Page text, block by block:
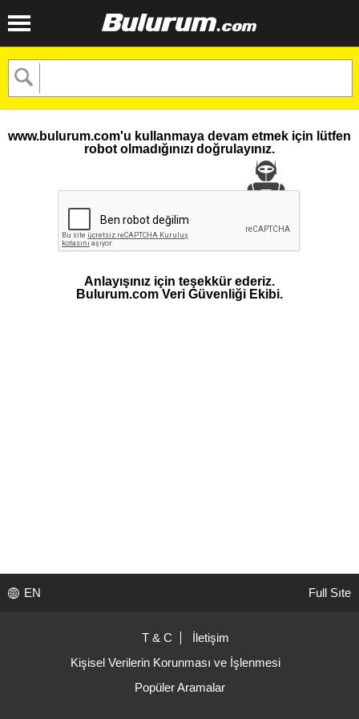
www.bulurum.com'u kullanmaya devam etmek için lütfen
robot olmadığınızı doğrulayınız.
Anlayışınız için teşekkür ederiz.
Bulurum.com Veri Güvenliği Ekibi.
EN Full Sıte
T & C
İletişim
Kişisel Verilerin Korunması ve İşlenmesi
Popüler Aramalar